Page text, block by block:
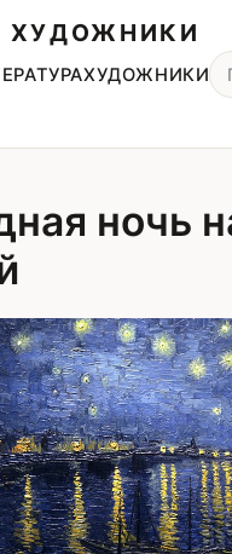
ХУДОЖНИКИ
ХУДОЖНИКИ
ночь